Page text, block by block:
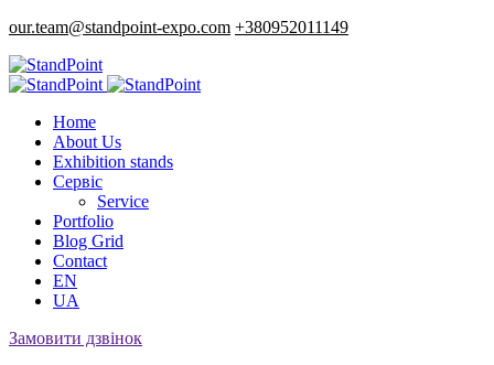
our.team@standpoint-expo.com +380952011149
Home
About Us
Exhibition stands
Сервіс
Service
Portfolio
Blog Grid
Contact
EN
UA
Замовити дзвінок